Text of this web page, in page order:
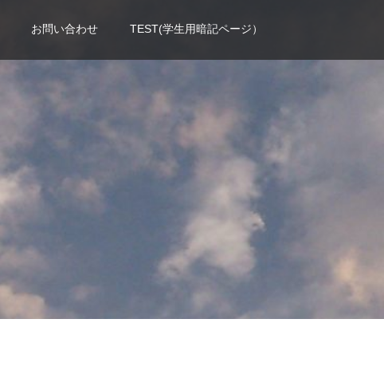
お問い合わせ TEST(学生用暗記ページ）